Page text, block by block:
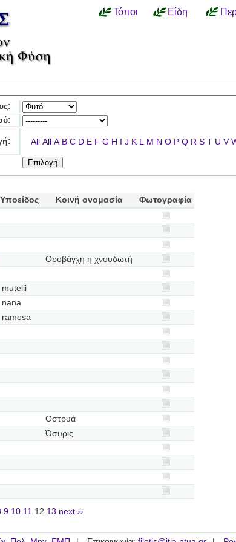
Τόποι Είδη
All All A B C D E F G H I J K L M N O P Q R S T U V
Υποείδος Κοινή ονομασία
Φωτογραφία
Οροβάγχη η χνουδωτή
mutelii
nana
ramosa
Οστρυά
Όσυρις
9 10 11 12 13 next ››